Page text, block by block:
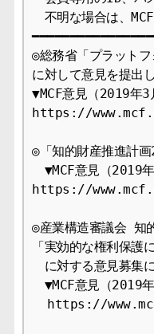
不明な場合は、
◎総務省「プラット
に対して意見を提出し
▼MCF意見（2019年3
https://
◎「知的財産推進計
▼MCF意見（2019年
https://
◎産業構造審議会 知
「実効的な権利保護
に対する意見募集
▼MCF意見（2019年
https://